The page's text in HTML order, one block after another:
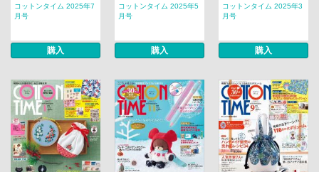
コットンタイム 2025年7
月号
購入
コットンタイム 2025年5
月号
購入
コットンタイム 2025年3
月号
購入